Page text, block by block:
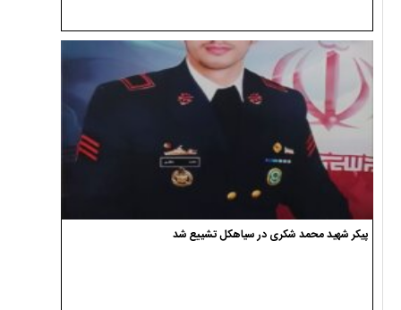
پیکر شهید محمد شکری در سیاهکل تشییع شد